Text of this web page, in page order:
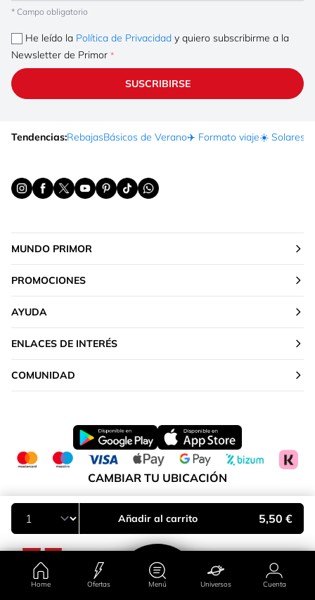
Home Ofertas Menú Universos Cuenta
Añadir al carrito 5,50 €
* Campo obligatorio
He leído la Política de Privacidad y quiero subscribirme a la
Newsletter de Primor
SUSCRIBIRSE
Tendencias:RebajasBásicos de Verano✈️ Formato viaje☀️ Solares
MUNDO PRIMOR
PROMOCIONES
AYUDA
ENLACES DE INTERÉS
COMUNIDAD
CAMBIAR TU UBICACIÓN
Península y Baleares